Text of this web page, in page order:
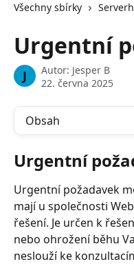
Všechny sbírky
Urgentní
J Autor: Jesper B
22. června 2025
Obsah
Urgentní
Urgentní požadavek
mají u společnosti
řešení. Je určen k
nebo ohrožení běhu
neslouží ke